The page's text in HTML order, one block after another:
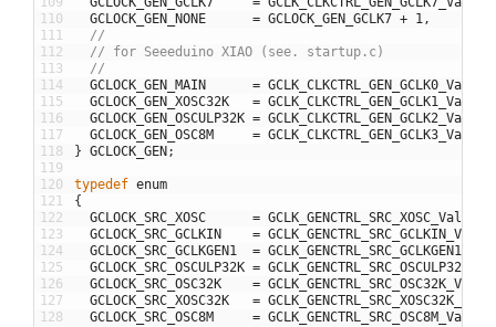
110
111
112
113
114
115
116
117
118
119
120
121
122
123
124
125
126
127
128
GCLOCK_GEN_NONE
= GCLOCK_GEN_GCLK7 + 1 ,
//
// for Seeeduino XIAO (see. startup.c)
//
GCLOCK_GEN_MAIN
= GCLK_CLKCTRL_GEN_GCLK0_Val
GCLOCK_GEN_XOSC32K
= GCLK_CLKCTRL_GEN_GCLK1_Val
GCLOCK_GEN_OSCULP32K = GCLK_CLKCTRL_GEN_GCLK2_Val
GCLOCK_GEN_OSC8M
= GCLK_CLKCTRL_GEN_GCLK3_Val
} GCLOCK_GEN;
typedef enum
{
GCLOCK_SRC_XOSC
= GCLK_GENCTRL_SRC_XOSC_Val
GCLOCK_SRC_GCLKIN
= GCLK_GENCTRL_SRC_GCLKIN_Val
GCLOCK_SRC_GCLKGEN1
= GCLK_GENCTRL_SRC_GCLKGEN1_Val
GCLOCK_SRC_OSCULP32K =
GCLOCK_SRC_OSC32K
= GCLK_GENCTRL_SRC_OSC32K_Val
GCLOCK_SRC_XOSC32K
= GCLK_GENCTRL_SRC_XOSC32K_Val
GCLOCK_SRC_OSC8M
= GCLK_GENCTRL_SRC_OSC8M_Val